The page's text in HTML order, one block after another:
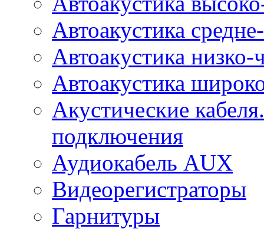
Автоакустика
Автоакустика низко-
Автоакустика
Акустические
подключения
Аудиокабель AUX
Видеорегистраторы
Гарнитуры